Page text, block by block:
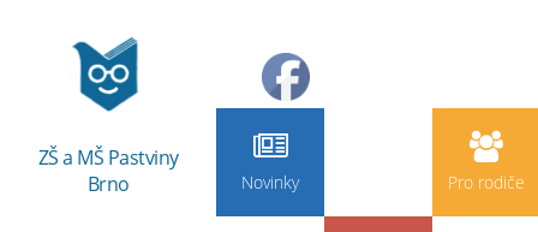
ZŠ a MŠ Pastviny
Brno
Novinky Pro rodiče